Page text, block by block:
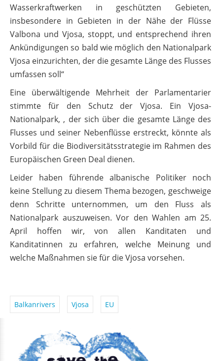
Wasserkraftwerken in geschützten Gebieten,
insbesondere in Gebieten in der Nähe der Flüsse
Valbona und Vjosa, stoppt, und entsprechend ihren
Ankündigungen so bald wie möglich den Nationalpark
Vjosa einzurichten, der die gesamte Länge des Flusses
umfassen soll“
Eine überwältigende Mehrheit der Parlamentarier
stimmte für den Schutz der Vjosa. Ein Vjosa-
Nationalpark, , der sich über die gesamte Länge des
Flusses und seiner Nebenflüsse erstreckt, könnte als
Vorbild für die Biodiversitätsstrategie im Rahmen des
Europäischen Green Deal dienen.
Leider haben führende albanische Politiker noch
keine Stellung zu diesem Thema bezogen, geschweige
denn Schritte unternommen, um den Fluss als
Nationalpark auszuweisen. Vor den Wahlen am 25.
April hoffen wir, von allen Kanditaten und
Kanditatinnen zu erfahren, welche Meinung und
welche Maßnahmen sie für die Vjosa vorsehen.
Balkanrivers Vjosa EU